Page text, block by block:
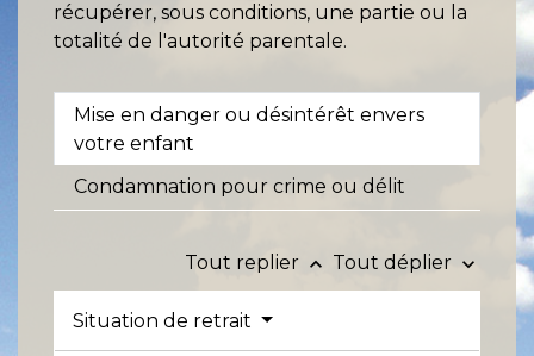
récupérer, sous conditions, une partie ou la
totalité de l'autorité parentale.
Mise en danger ou désintérêt envers
votre enfant
Condamnation pour crime ou délit
Tout replier keyboard_arrow_up Tout déplier keyboard_arrow_down
Situation de retrait